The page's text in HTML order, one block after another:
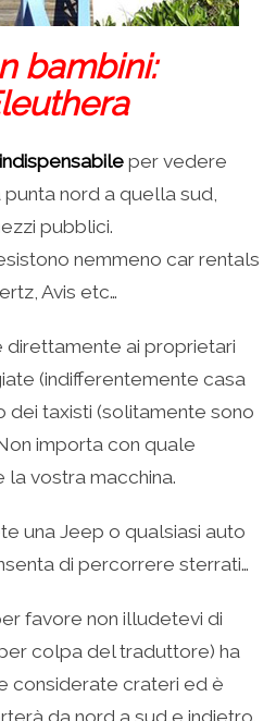
bambini:
per vedere
nord a quella sud,
pubblici.
nemmeno car rentals
Avis etc…
ai proprietari
(indifferentemente casa
dei taxisti (solitamente sono
importa con quale
la vostra macchina.
una Jeep o qualsiasi auto
di percorrere sterrati…
favore non illudetevi di
colpa del traduttore) ha
considerate crateri ed è
da nord a sud e indietro.